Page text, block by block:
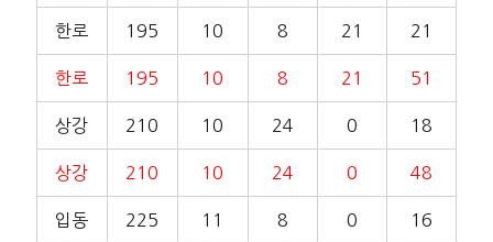
한로 195 10 8 21 21
한로 195 10 8 21 51
상강 210 10 24 0 18
상강 210 10 24 0 48
입동 225 11 8 0 16